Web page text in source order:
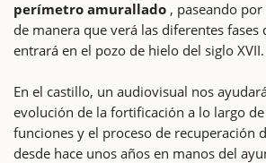
perímetro amurallado , paseando
de manera que verá las diferentes fases
entrará en el pozo de hielo del siglo XVII.
En el castillo, un audiovisual nos
evolución de la fortificación a lo largo
funciones y el proceso de recuperación
desde hace unos años en manos del